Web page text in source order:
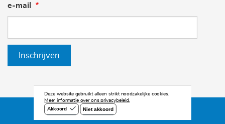
e-mail
Inschrijven
©2026 Scheldemonitor
Deze website gebruikt alleen strikt noodzakelijke cookies.
Meer informatie over ons privacybeleid.
Akkoord
Niet akkoord